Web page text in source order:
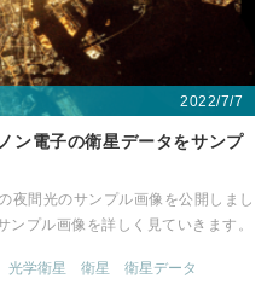
2022/7/7
ン電子の衛星データをサンプ
間光のサンプル画像を公開しまし
プル画像を詳しく見ていきます。
光学衛星 衛星
衛星データ